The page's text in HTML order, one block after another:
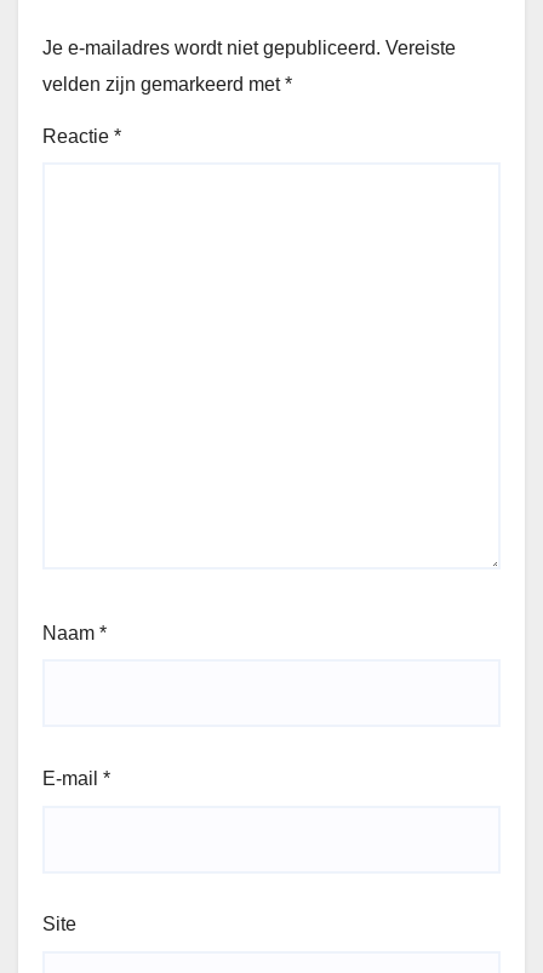
Je e-mailadres wordt niet gepubliceerd. Vereiste
velden zijn gemarkeerd met*
Reactie *
Naam *
E-mail *
Site